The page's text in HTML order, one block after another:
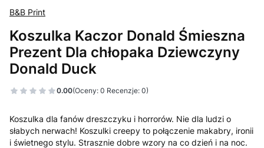
B&B Print
Koszulka Kaczor Donald Śmieszna
Prezent Dla chłopaka Dziewczyny
Donald Duck
0.00(Oceny: 0 Recenzje: 0)
Koszulka dla fanów dreszczyku i horrorów. Nie dla ludzi o
słabych nerwach! Koszulki creepy to połączenie makabry, ironii
i świetnego stylu. Strasznie dobre wzory na co dzień i na noc.